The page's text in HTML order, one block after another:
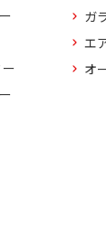
ガ
エ
オ